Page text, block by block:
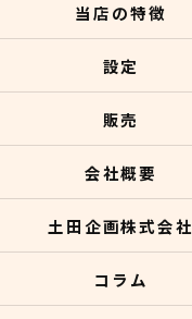
当店の特徴
設定
販売
会社概要
土田企画株式会社
コラム